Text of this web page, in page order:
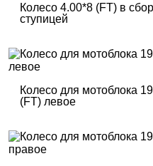
Колесо 4.00*8 (FT) в
ступицей
Колесо для мотоблока
(FT) левое